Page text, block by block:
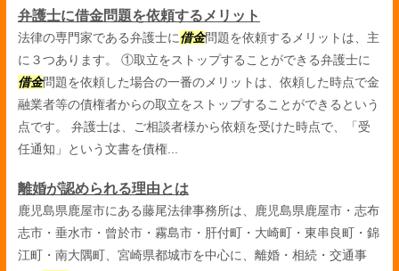
弁護士に借金問題を依頼するメリット
法律の専門家である弁護士に借金問題を依頼するメリットは、主
に３つあります。 ①取立をストップすることができる弁護士に
借金問題を依頼した場合の一番のメリットは、依頼した時点で金
融業者等の債権者からの取立をストップすることができるという
点です。 弁護士は、ご相談者様から依頼を受けた時点で、「受
任通知」という文書を債権...
離婚が認められる理由とは
鹿児島県鹿屋市にある藤尾法律事務所は、鹿児島県鹿屋市・志布
志市・垂水市・曾於市・霧島市・肝付町・大崎町・東串良町・錦
江町・南大隅町、宮崎県都城市を中心に、離婚・相続・交通事